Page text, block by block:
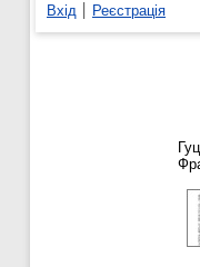
Вхід Реєстрація